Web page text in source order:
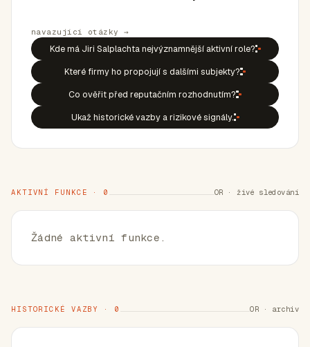
navazující otázky →
Kde má Jiri Salplachta nejvýznamnější aktivní role?
Které firmy ho propojují s dalšími subjekty?
Co ověřit před reputačním rozhodnutím?
Ukaž historické vazby a rizikové signály.
AKTIVNÍ FUNKCE · 0 OR · živé sledování
Žádné aktivní funkce.
HISTORICKÉ VAZBY · 0 OR · archiv